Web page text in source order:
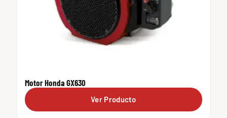
Motor Honda GX630
Ver Producto